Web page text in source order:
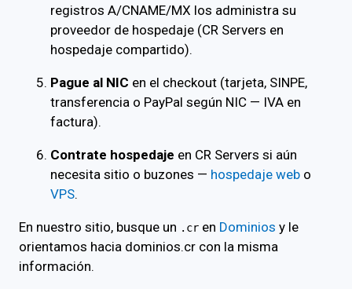
registros A/CNAME/MX los administra su
proveedor de hospedaje (CR Servers en
hospedaje compartido).
Pague al NIC en el checkout (tarjeta, SINPE,
transferencia o PayPal según NIC — IVA en
factura).
Contrate hospedaje en CR Servers si aún
necesita sitio o buzones — hospedaje web o
VPS.
En nuestro sitio, busque un .cr en Dominios y le
orientamos hacia dominios.cr con la misma
información.